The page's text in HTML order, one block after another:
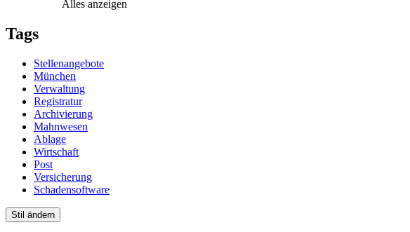
Alles anzeigen
Tags
Stellenangebote
München
Verwaltung
Registratur
Archivierung
Mahnwesen
Ablage
Wirtschaft
Post
Versicherung
Schadensoftware
Stil ändern